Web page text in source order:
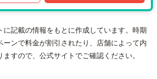
に記載の情報をもとに作成しています。時期
ーンで料金が割引されたり、店舗によって内
すので、公式サイトでご確認ください。